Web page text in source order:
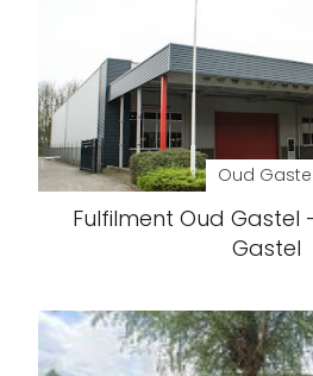
Oud Gastel
Fulfilment Oud
Gastel